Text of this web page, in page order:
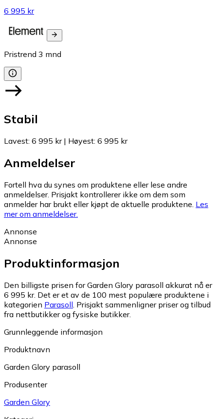
6 995 kr
Pristrend 3 mnd
Stabil
Lavest: 6 995 kr| Høyest: 6 995 kr
Anmeldelser
Fortell hva du synes om produktene eller lese andre
anmeldelser. Prisjakt kontrollerer ikke om dem som
anmelder har brukt eller kjøpt de aktuelle produktene. Les
mer om anmeldelser.
Annonse
Annonse
Produktinformasjon
Den billigste prisen for Garden Glory parasoll akkurat nå er
6 995 kr. Det er et av de 100 mest populære produktene i
kategorien Parasoll Prisjakt sammenligner priser og tilbud
fra nettbutikker og fysiske butikker.
Grunnleggende informasjon
Produktnavn
Garden Glory parasoll
Produsenter
Garden Glory